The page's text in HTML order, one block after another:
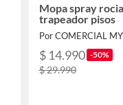
Mopa spray
trapeador pisos
Por COMERCIAL
$ 14.990 -50%
$ 29.990